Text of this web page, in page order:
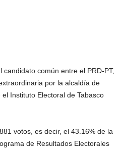
común entre el PRD-PT,
por la alcaldía de
Instituto Electoral de Tabasco
votos, es decir, el 43.16% de la
de Resultados Electorales